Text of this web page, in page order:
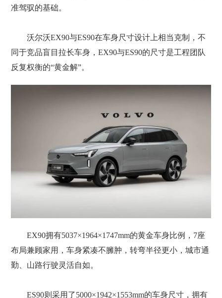
准驾驭的基础。
沃尔沃EX90与ES90在车身尺寸设计上相当克制，不
同于竞品盲目拉长车身，EX90与ES90的尺寸是工程团队
反复权衡的“黄金解”。
EX90拥有5037×1964×1747mm的黄金车身比例，7座
布局兼顾家用，车身紧凑不臃肿，转弯半径更小，城市通
勤、山路行驶灵活自如。
ES90则采用了5000×1942×1553mm的车身尺寸，拥有